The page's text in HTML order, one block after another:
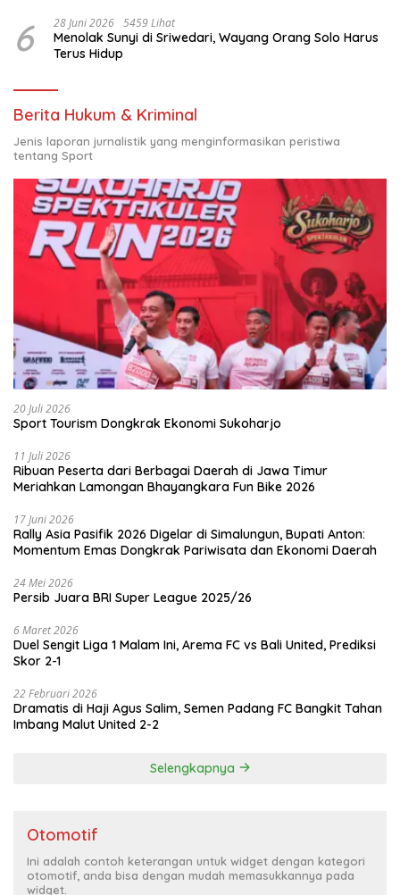
6 28 Juni 2026 5459 Lihat
Menolak Sunyi di Sriwedari, Wayang Orang Solo Harus
Terus Hidup
Berita Hukum & Kriminal
Jenis laporan jurnalistik yang menginformasikan peristiwa
tentang Sport
20 Juli 2026
Sport Tourism Dongkrak Ekonomi Sukoharjo
11 Juli 2026
Ribuan Peserta dari Berbagai Daerah di Jawa Timur
Meriahkan Lamongan Bhayangkara Fun Bike 2026
17 Juni 2026
Rally Asia Pasifik 2026 Digelar di Simalungun, Bupati Anton:
Momentum Emas Dongkrak Pariwisata dan Ekonomi Daerah
24 Mei 2026
Persib Juara BRI Super League 2025/26
6 Maret 2026
Duel Sengit Liga 1 Malam Ini, Arema FC vs Bali United, Prediksi
Skor 2-1
22 Februari 2026
Dramatis di Haji Agus Salim, Semen Padang FC Bangkit Tahan
Imbang Malut United 2-2
Selengkapnya
Otomotif
Ini adalah contoh keterangan untuk widget dengan kategori
otomotif, anda bisa dengan mudah memasukkannya pada
widget.